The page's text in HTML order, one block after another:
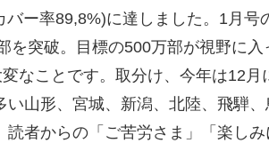
ー率89,8%)に達しました。1月号
突破。目標の500万部が視野に入
なことです。取分け、今年は12月
山形、宮城、新潟、北陸、飛騨
者からの「ご苦労さま」「楽し